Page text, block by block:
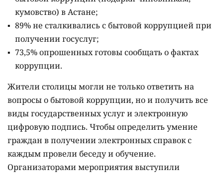
кумовство) в Астане;
89% не сталкивались с бытовой коррупцией при
получении госуслуг;
73,5% опрошенных готовы сообщать о фактах
коррупции.
Жители столицы могли не только ответить на
вопросы о бытовой коррупции, но и получить все
виды государственных услуг и электронную
цифровую подпись. Чтобы определить умение
граждан в получении электронных справок с
каждым провели беседу и обучение.
Организаторами мероприятия выступили